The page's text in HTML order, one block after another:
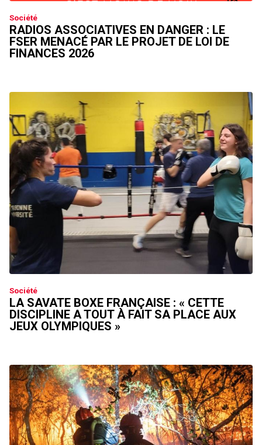
Société
RADIOS ASSOCIATIVES EN DANGER : LE
FSER MENACÉ PAR LE PROJET DE LOI DE
FINANCES 2026
Société
LA SAVATE BOXE FRANÇAISE : « CETTE
DISCIPLINE A TOUT À FAIT SA PLACE AUX
JEUX OLYMPIQUES »